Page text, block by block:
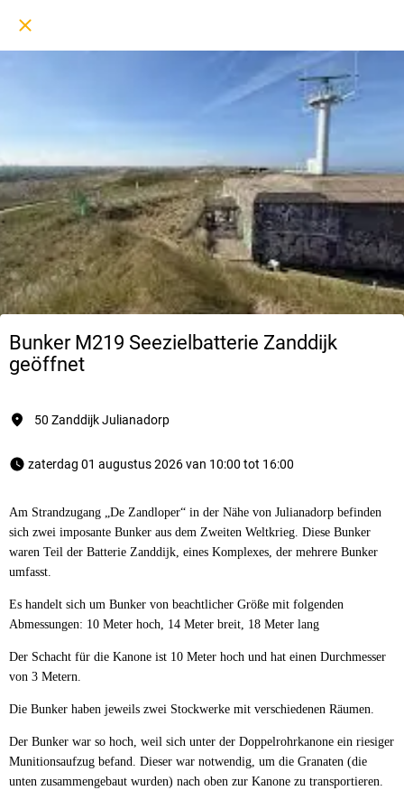
Bunker M219 Seezielbatterie Zanddijk
geöffnet
50 Zanddijk Julianadorp
zaterdag 01 augustus 2026 van 10:00 tot 16:00
Am Strandzugang „De Zandloper“ in der Nähe von Julianadorp befinden
sich zwei imposante Bunker aus dem Zweiten Weltkrieg. Diese Bunker
waren Teil der Batterie Zanddijk, eines Komplexes, der mehrere Bunker
umfasst.
Es handelt sich um Bunker von beachtlicher Größe mit folgenden
Abmessungen: 10 Meter hoch, 14 Meter breit, 18 Meter lang
Der Schacht für die Kanone ist 10 Meter hoch und hat einen Durchmesser
von 3 Metern.
Die Bunker haben jeweils zwei Stockwerke mit verschiedenen Räumen.
Der Bunker war so hoch, weil sich unter der Doppelrohrkanone ein riesiger
Munitionsaufzug befand. Dieser war notwendig, um die Granaten (die
unten zusammengebaut wurden) nach oben zur Kanone zu transportieren.